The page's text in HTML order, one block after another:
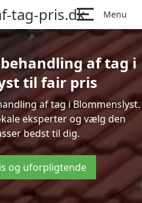
tag-pris.dk Menu
af tag i
til fair pris
af tag i Blommenslyst.
eksperter og vælg den
bedst til dig.
og uforpligtende